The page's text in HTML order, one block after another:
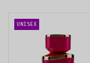
UNISEX